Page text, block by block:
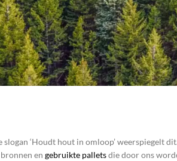
‘Houdt hout in omloop’ weerspiegelt
en gebruikte palletsdie door ons